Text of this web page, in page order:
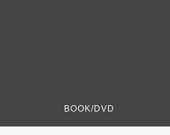
BOOK/DVD